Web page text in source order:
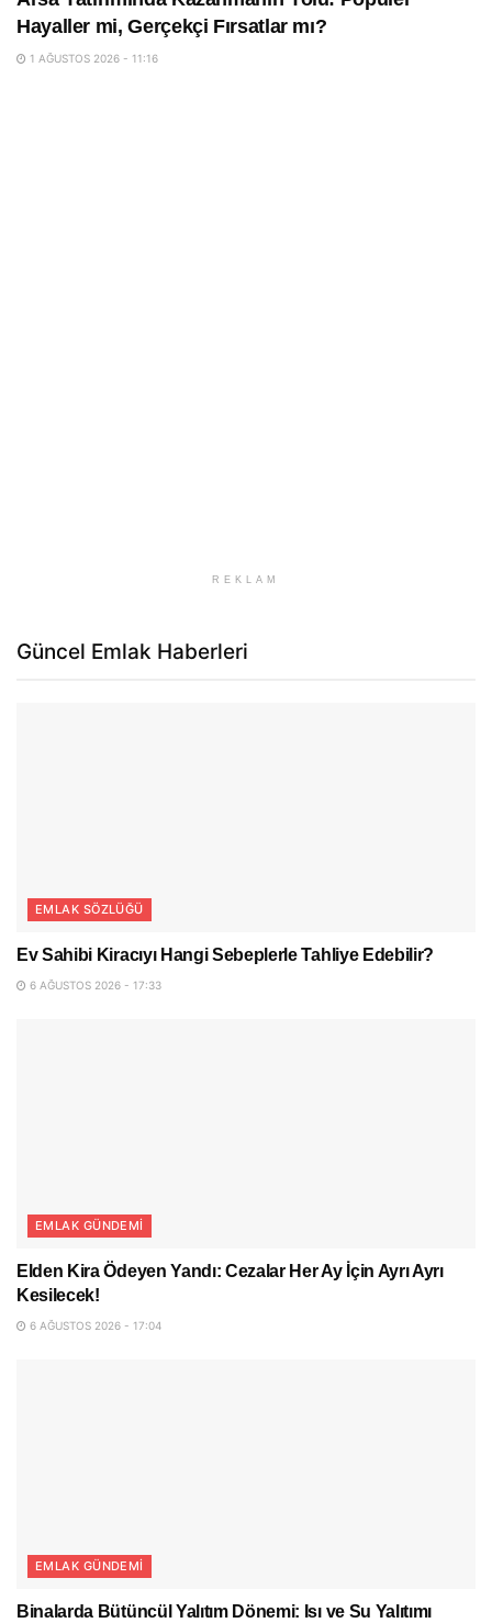
Hayaller mi, Gerçekçi Fırsatlar mı?
1 AĞUSTOS 2026 - 11:16
REKLAM
Güncel Emlak Haberleri
EMLAK SÖZLÜĞÜ
Ev Sahibi Kiracıyı Hangi Sebeplerle Tahliye Edebilir?
6 AĞUSTOS 2026 - 17:33
EMLAK GÜNDEMI
Elden Kira Ödeyen Yandı: Cezalar Her Ay İçin Ayrı Ayrı
Kesilecek!
6 AĞUSTOS 2026 - 17:04
EMLAK GÜNDEMI
Binalarda Bütüncül Yalıtım Dönemi: Isı ve Su Yalıtımı